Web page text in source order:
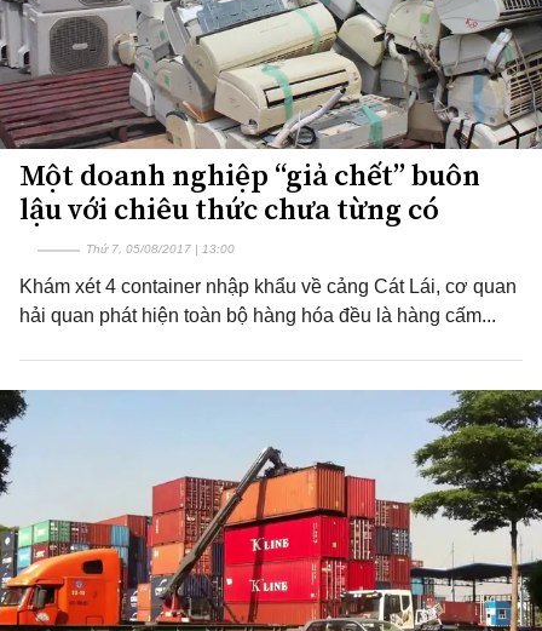
Một doanh nghiệp “giả chết” buôn
lậu với chiêu thức chưa từng có
Thứ 7, 05/08/2017 | 13:00
Khám xét 4 container nhập khẩu về cảng Cát Lái, cơ quan
hải quan phát hiện toàn bộ hàng hóa đều là hàng cấm...